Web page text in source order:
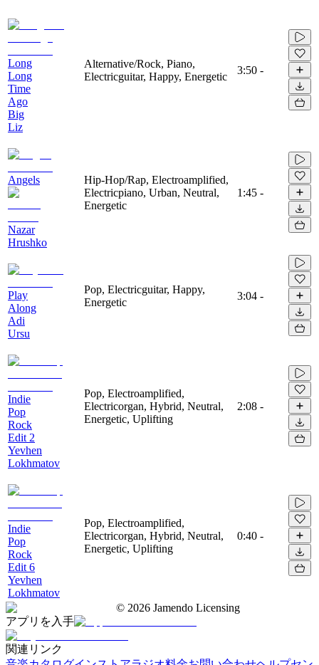
Long
Long
Time
Ago
Big
Liz
Alternative/Rock, Piano,
Electricguitar, Happy, Energetic
3:50 -
Angels
Nazar
Hrushko
Hip-Hop/Rap, Electroamplified,
Electricpiano, Urban, Neutral,
Energetic
1:45 -
Play
Along
Adi
Ursu
Pop, Electricguitar, Happy,
Energetic
3:04 -
Indie
Pop
Rock
Edit 2
Yevhen
Lokhmatov
Pop, Electroamplified,
Electricorgan, Hybrid, Neutral,
Energetic, Uplifting
2:08 -
Indie
Pop
Rock
Edit 6
Yevhen
Lokhmatov
Pop, Electroamplified,
Electricorgan, Hybrid, Neutral,
Energetic, Uplifting
0:40 -
© 2026 Jamendo Licensing
アプリを入手
関連リンク